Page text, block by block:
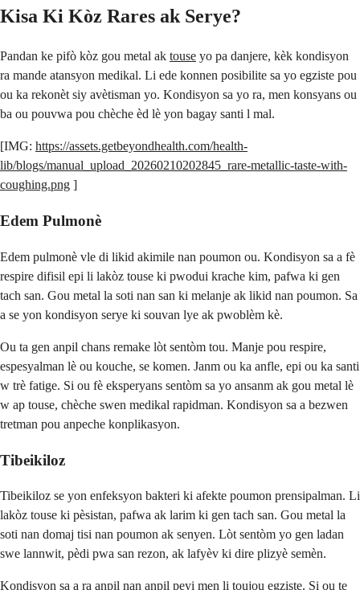
Kisa Ki Kòz Rares ak Serye?
Pandan ke pifò kòz gou metal ak touse yo pa danjere, kèk kondisyon
ra mande atansyon medikal. Li ede konnen posibilite sa yo egziste pou
ou ka rekonèt siy avètisman yo. Kondisyon sa yo ra, men konsyans ou
ba ou pouvwa pou chèche èd lè yon bagay santi l mal.
[IMG: https://assets.getbeyondhealth.com/health-
lib/blogs/manual_upload_20260210202845_rare-metallic-taste-with-
coughing.png ]
Edem Pulmonè
Edem pulmonè vle di likid akimile nan poumon ou. Kondisyon sa a fè
respire difisil epi li lakòz touse ki pwodui krache kim, pafwa ki gen
tach san. Gou metal la soti nan san ki melanje ak likid nan poumon. Sa
a se yon kondisyon serye ki souvan lye ak pwoblèm kè.
Ou ta gen anpil chans remake lòt sentòm tou. Manje pou respire,
espesyalman lè ou kouche, se komen. Janm ou ka anfle, epi ou ka santi
w trè fatige. Si ou fè eksperyans sentòm sa yo ansanm ak gou metal lè
w ap touse, chèche swen medikal rapidman. Kondisyon sa a bezwen
tretman pou anpeche konplikasyon.
Tibeikiloz
Tibeikiloz se yon enfeksyon bakteri ki afekte poumon prensipalman. Li
lakòz touse ki pèsistan, pafwa ak larim ki gen tach san. Gou metal la
soti nan domaj tisi nan poumon ak senyen. Lòt sentòm yo gen ladan
swe lannwit, pèdi pwa san rezon, ak lafyèv ki dire plizyè semèn.
Kondisyon sa a ra anpil nan anpil peyi men li toujou egziste. Si ou te